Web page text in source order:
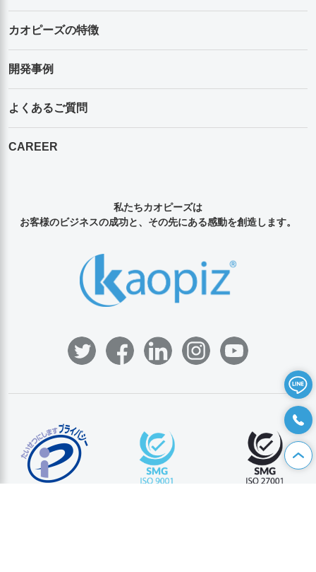
カオピーズの特徴
開発事例
よくあるご質問
CAREER
私たちカオピーズは
お客様のビジネスの成功と、その先にある感動を創造します。